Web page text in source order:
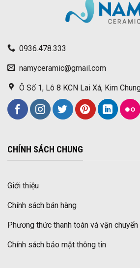
0936.478.333
namyceramic@gmail.com
Ô Số 1, Lô 8 KCN Lai Xá, Kim
CHÍNH SÁCH CHUNG
Giới thiệu
Chính sách bán hàng
Phương thức thanh toán và vận chuyển
Chính sách bảo mật thông tin